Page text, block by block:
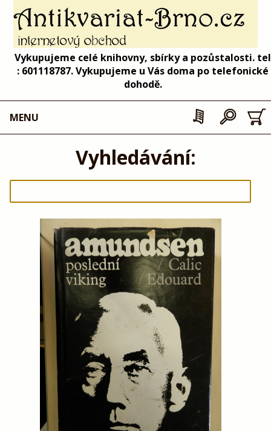
Vykupujeme celé knihovny, sbírky a pozůstalosti. tel
: 601118787. Vykupujeme u Vás doma po telefonické
dohodě.
MENU
Vyhledávání: